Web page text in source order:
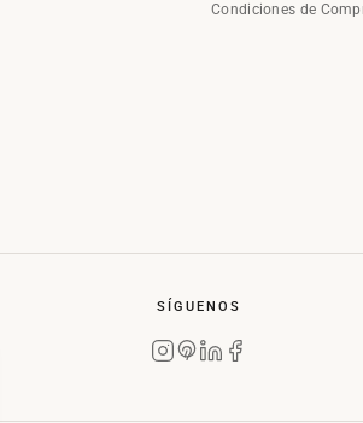
Condiciones de
SÍGUENOS